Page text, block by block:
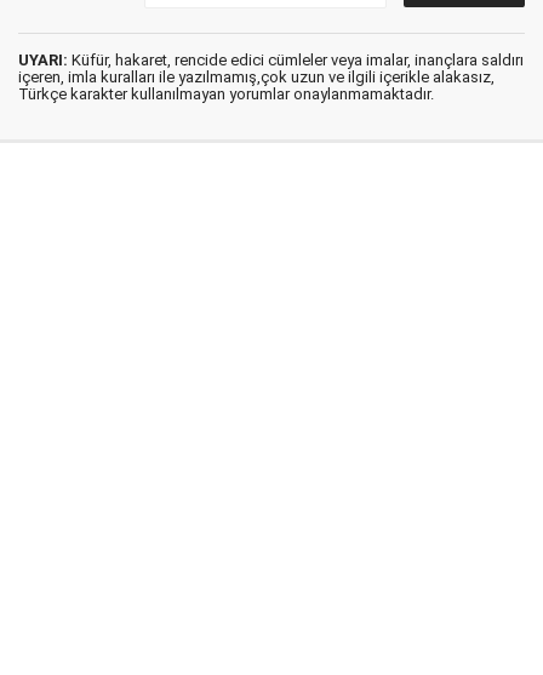
UYARI: Küfür, hakaret, rencide edici cümleler veya imalar, inançlara saldırı
içeren, imla kuralları ile yazılmamış,çok uzun ve ilgili içerikle alakasız,
Türkçe karakter kullanılmayan yorumlar onaylanmamaktadır.